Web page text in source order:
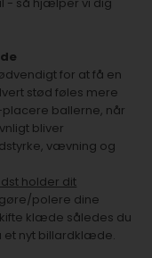
for at få en
stød føles mere
ballerne, når
bliver
vævning og
holder dit
polere dine
klæde således du
et nyt billardklæde.